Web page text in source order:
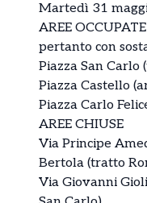
Martedì 31
AREE
pertanto con
Piazza San Carlo
Piazza Castello
Piazza Carlo
AREE CHIUSE
Via Principe
Bertola (tratto
Via Giovanni